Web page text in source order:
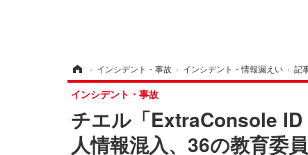
› インシデント・事故 › インシデント・情報漏えい › 記
チエル「ExtraConsole
人情報混入、36の教育委
インシデント・事故